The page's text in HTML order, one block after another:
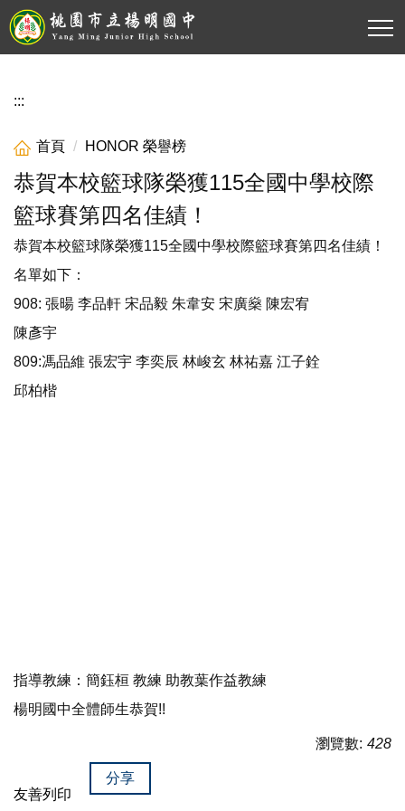
跳
到
主
內
區
:::
首頁 HONOR 榮譽榜
恭賀本校籃球隊榮獲115全國中學校際
籃球賽第四名佳績！
恭賀本校籃球隊榮獲115全國中學校際籃球賽第四名佳績！
名單如下：
908: 張暘 李品軒 宋品毅 朱韋安 宋廣燊 陳宏宥
陳彥宇
809:馮品維 張宏宇 李奕辰 林峻玄 林祐嘉 江子銓
邱柏楷
指導教練：簡鈺桓 教練 助教葉作益教練
楊明國中全體師生恭賀!!
瀏覽數: 428
友善列印
分享